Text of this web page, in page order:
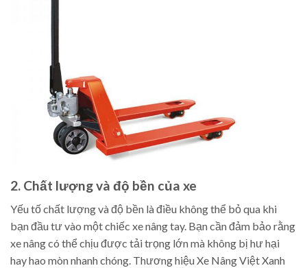
2. Chất lượng và độ bền của xe
Yếu tố chất lượng và độ bền là điều không thể bỏ qua khi
bạn đầu tư vào một chiếc xe nâng tay. Bạn cần đảm bảo rằng
xe nâng có thể chịu được tải trọng lớn mà không bị hư hại
hay hao mòn nhanh chóng. Thương hiệu Xe Nâng Việt Xanh